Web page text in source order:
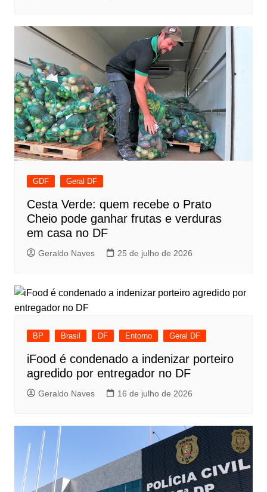
GDF Geral DF
Cesta Verde: quem recebe o Prato
Cheio pode ganhar frutas e verduras
em casa no DF
Geraldo Naves 25 de julho de 2026
BP Brasil DF Entorno Geral DF
iFood é condenado a indenizar porteiro
agredido por entregador no DF
Geraldo Naves 16 de julho de 2026